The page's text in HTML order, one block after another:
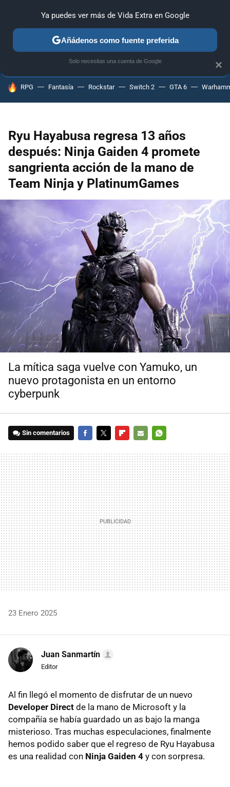
ANÁLISIS GUÍAS Y TRUCOS PC SONY NINTENDO
HOY SE HABLA DE
RPG Fantasía Rockstar Switch 2 GTA 6
Ryu Hayabusa regresa 13 años
después: Ninja Gaiden 4 promete
sangrienta acción de la mano de
Team Ninja y PlatinumGames
La mítica saga vuelve con Yamuko, un
nuevo protagonista en un entorno
cyberpunk
Sin comentarios
MAIL
23 Enero 2025
Juan Sanmartín
Editor
Al fin llegó el momento de disfrutar de un nuevo
Developer Direct de la mano de Microsoft y la
compañía se había guardado un as bajo la manga
misterioso. Tras muchas especulaciones, finalmente
hemos podido saber que el regreso de Ryu Hayabusa
es una realidad con Ninja Gaiden 4 y con sorpresa.
×
Ya puedes ver más de Vida Extra en Google
Añádenos como fuente preferida
Solo necesitas una cuenta de Google